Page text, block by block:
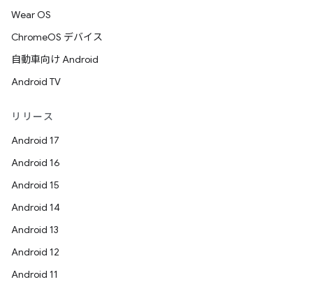
Wear OS
ChromeOS デバイス
自動車向け Android
Android TV
リリース
Android 17
Android 16
Android 15
Android 14
Android 13
Android 12
Android 11